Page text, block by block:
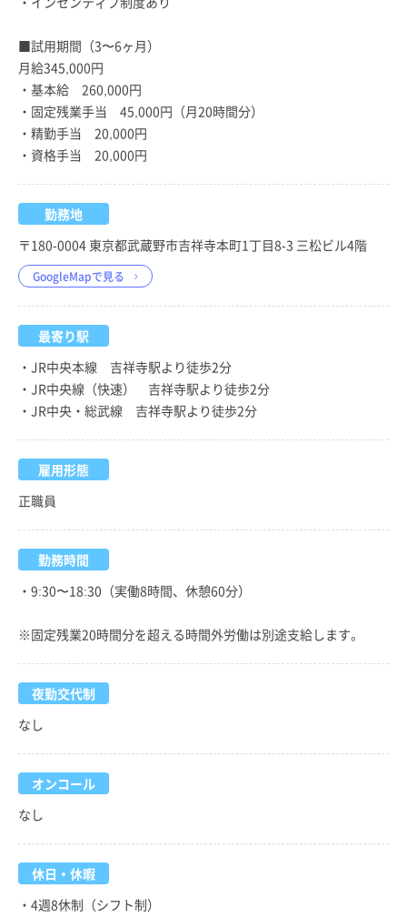
■試用期間（3〜6ヶ月）
月給345,000円
・基本給 260,000円
・固定残業手当 45,000円（月20時間分）
・精勤手当 20,000円
・資格手当 20,000円
勤務地
〒180-0004 東京都武蔵野市吉祥寺本町1丁目8-3 三松ビル4階
GoogleMapで見る
最寄り駅
・JR中央本線 吉祥寺駅より徒歩2分
・JR中央線（快速） 吉祥寺駅より徒歩2分
・JR中央・総武線 吉祥寺駅より徒歩2分
雇用形態
正職員
勤務時間
・9:30〜18:30（実働8時間、休憩60分）
※固定残業20時間分を超える時間外労働は別途支給します。
夜勤交代制
なし
オンコール
なし
休日・休暇
・4週8休制（シフト制）